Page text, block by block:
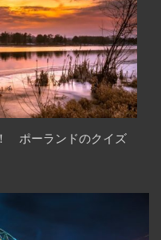
ポーランドのクイズ